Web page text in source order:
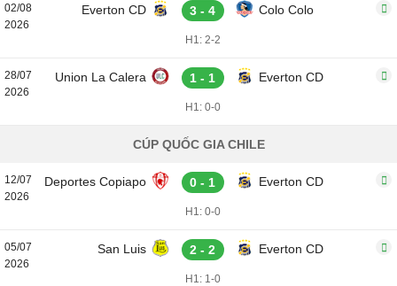
02/08
2026
Everton CD 3 - 4 Colo Colo
H1: 2-2
28/07
2026
Union La Calera 1 - 1 Everton CD
H1: 0-0
CÚP QUỐC GIA CHILE
12/07
2026
Deportes Copiapo 0 - 1 Everton CD
H1: 0-0
05/07
2026
San Luis 2 - 2 Everton CD
H1: 1-0